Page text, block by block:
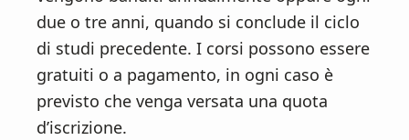
due o tre anni, quando si conclude il ciclo
di studi precedente. I corsi possono essere
gratuiti o a pagamento, in ogni caso è
previsto che venga versata una quota
d’iscrizione.